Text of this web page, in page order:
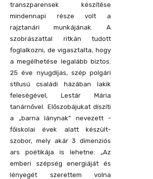
transzparensek készítése
mindennapi része volt a
rajztanári munkájának. A
szobrászattal ritkán tudott
foglalkozni, de vigasztalta, hogy
a megélhetése legalább biztos.
25 éve nyugdíjas, szép polgári
stílusú családi házában lakik
feleségével, Lestár Mária
tanárnővel. Előszobájukat díszíti
a „barna lánynak” nevezett -
főiskolai évek alatt készült-
szobor, mely akár 3 dimenziós
ars poétikája is lehetne: „Az
emberi szépség energiáját és
lényegét szerettem volna